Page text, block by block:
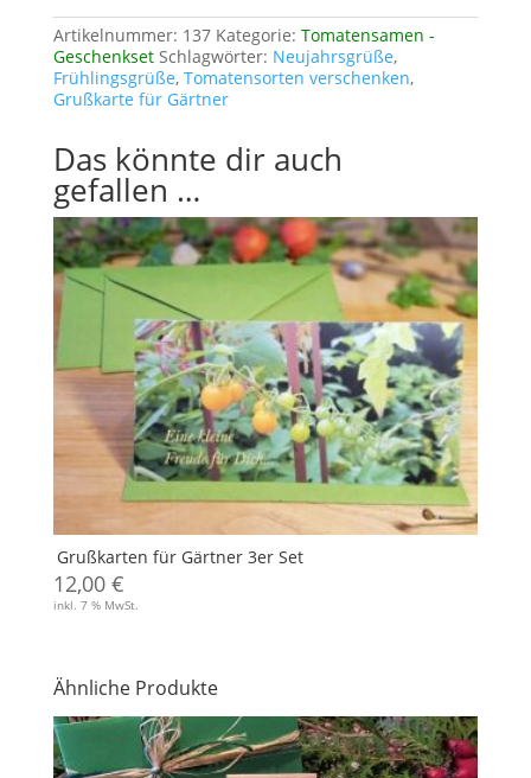
Artikelnummer: 137 Kategorie: Tomatensamen -
Geschenkset Schlagwörter: Neujahrsgrüße,
Frühlingsgrüße, Tomatensorten verschenken,
Grußkarte für Gärtner
Das könnte dir auch
gefallen …
Grußkarten für Gärtner 3er Set
12,00 €
inkl. 7 % MwSt.
Ähnliche Produkte